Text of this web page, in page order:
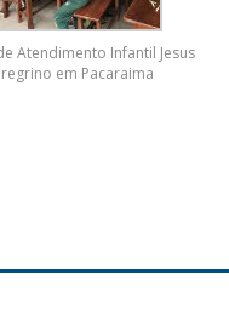
Atendimento Infantil Jesus
em Pacaraima